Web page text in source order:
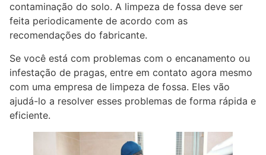
contaminação do solo. A limpeza de fossa deve ser
feita periodicamente de acordo com as
recomendações do fabricante.
Se você está com problemas com o encanamento ou
infestação de pragas, entre em contato agora mesmo
com uma empresa de limpeza de fossa. Eles vão
ajudá-lo a resolver esses problemas de forma rápida e
eficiente.